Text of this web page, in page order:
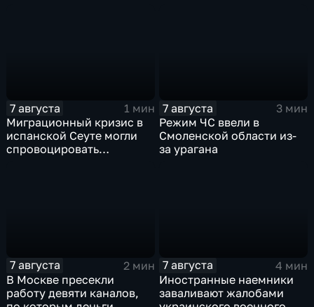
7 августа
1 мин
Миграционный кризис в
испанской Сеуте могли
спровоцировать
7 августа
3 мин
Режим ЧС ввели в
Смоленской области из-
за урагана
7 августа
2 мин
В Москве пресекли
работу девяти каналов,
7 августа
4 мин
Иностранные наемники
заваливают жалобами